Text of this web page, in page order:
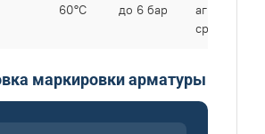
60°C до 6 бар
среды, ХВС
маркировки арматуры